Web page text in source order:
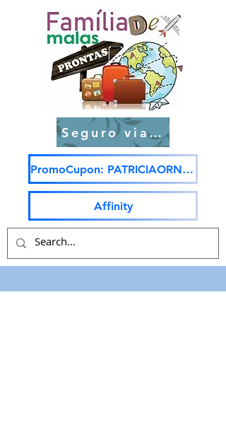
PromoCupon: PATRICIAORNELAS5
Seguro viagem
Affinity